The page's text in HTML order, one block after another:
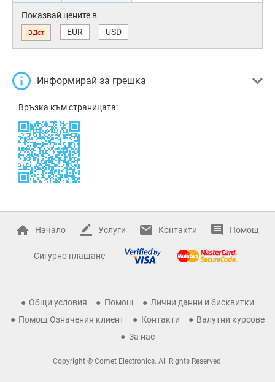
Показвай цените в
ВДст EUR USD
Информирай за грешка
Връзка към страницата:
Начало Услуги Контакти Помощ
Сигурно плащане
Общи условия Помощ
Лични данни и бисквитки
Помощ Означения клиент
Контакти
Валутни курсове
За нас
Copyright © Comet Electronics. All Rights Reserved.